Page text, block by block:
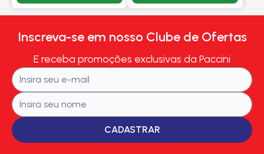
Inscreva-se em nosso Clube de Ofertas
E receba promoções exclusivas da Paccini
CADASTRAR